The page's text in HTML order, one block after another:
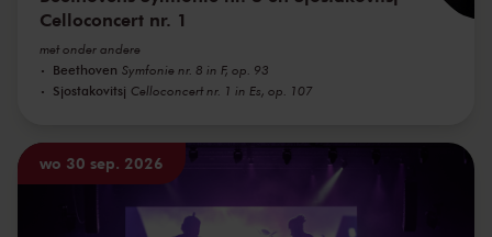
Celloconcert nr. 1
met onder andere
Beethoven Symfonie nr. 8 in F, op. 93
Sjostakovitsj Celloconcert nr. 1 in Es, op. 107
wo 30 sep. 2026